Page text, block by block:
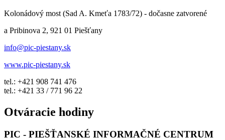
Kolonádový most (Sad A. Kmeťa 1783/72) - dočasne zatvorené
a Pribinova 2, 921 01 Piešťany
info@pic-piestany.sk
www.pic-piestany.sk
tel.: +421 908 741 476
tel.: +421 33 / 771 96 22
Otváracie hodiny
PIC - PIEŠŤANSKÉ INFORMAČNÉ CENTRUM